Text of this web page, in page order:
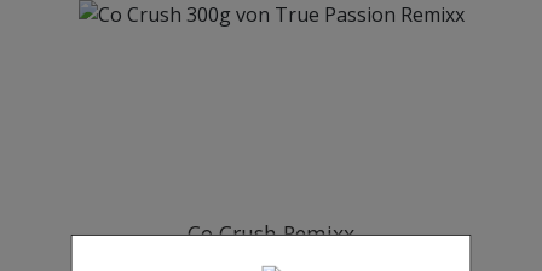
Co Crush Remixx